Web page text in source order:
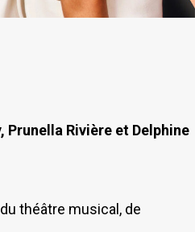
Prunella Rivière et Delphine
théâtre musical, de